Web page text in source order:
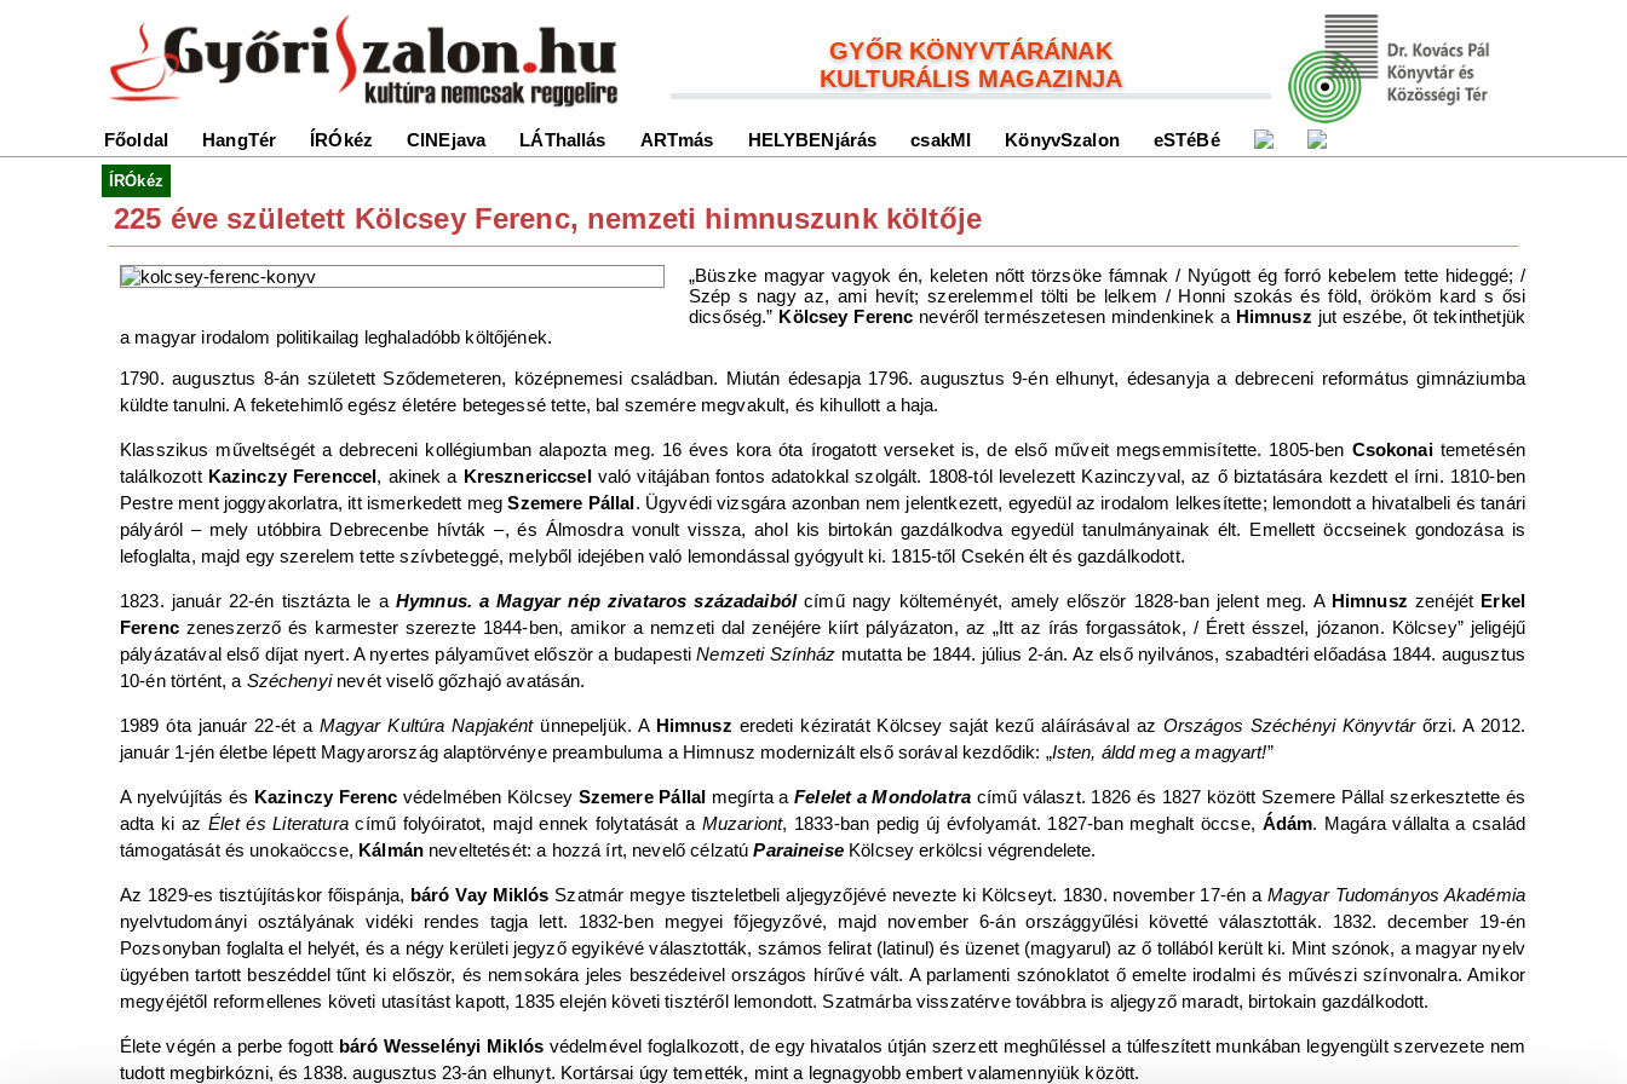
GYŐR KÖNYVTÁRÁNAK
KULTURÁLIS MAGAZINJA
Főoldal HangTér ÍRÓkéz CINEjava LÁThallás ARTmás HELYBENjárás csakMI KönyvSzalon eSTéBé
ÍRÓkéz
225 éve született Kölcsey Ferenc, nemzeti himnuszunk költője
„Büszke magyar vagyok én, keleten nőtt törzsöke fámnak / Nyúgott ég forró kebelem tette hideggé; /
Szép s nagy az, ami hevít; szerelemmel tölti be lelkem / Honni szokás és föld, örököm kard s ősi
dicsőség.” Kölcsey Ferenc nevéről természetesen mindenkinek a Himnusz jut eszébe, őt tekinthetjük
a magyar irodalom politikailag leghaladóbb költőjének.
1790. augusztus 8-án született Sződemeteren, középnemesi családban. Miután édesapja 1796. augusztus 9-én elhunyt, édesanyja a debreceni református gimnáziumba
küldte tanulni. A feketehimlő egész életére betegessé tette, bal szemére megvakult, és kihullott a haja.
Klasszikus műveltségét a debreceni kollégiumban alapozta meg. 16 éves kora óta írogatott verseket is, de első műveit megsemmisítette. 1805-ben Csokonaitemetésén
találkozott Kazinczy Ferenccel, akinek a Kresznericcselvaló vitájában fontos adatokkal szolgált. 1808-tól levelezett Kazinczyval, az ő biztatására kezdett el írni. 1810-ben
Pestre ment joggyakorlatra, itt ismerkedett megSzemere Pállal. Ügyvédi vizsgára azonban nem jelentkezett, egyedül az irodalom lelkesítette; lemondott a hivatalbeli és tanári
pályáról – mely utóbbira Debrecenbe hívták –, és Álmosdra vonult vissza, ahol kis birtokán gazdálkodva egyedül tanulmányainak élt. Emellett öccseinek gondozása is
lefoglalta, majd egy szerelem tette szívbeteggé, melyből idejében való lemondással gyógyult ki. 1815-től Csekén élt és gazdálkodott.
1823. január 22-én tisztázta le a Hymnus. a Magyar nép zivataros századaibólcímű nagy költeményét, amely először 1828-ban jelent meg. A Himnusz zenéjét Erkel
Ferenczeneszerző és karmester szerezte 1844-ben, amikor a nemzeti dal zenéjére kiírt pályázaton, az „Itt az írás forgassátok, / Érett ésszel, józanon. Kölcsey” jeligéjű
pályázatával első díjat nyert. A nyertes pályaművet először a budapestiNemzeti Színház mutatta be 1844. július 2-án. Az első nyilvános, szabadtéri előadása 1844. augusztus
10-én történt, a Széchenyinevét viselő gőzhajó avatásán.
1989 óta január 22-ét a Magyar Kultúra Napjakéntünnepeljük. A Himnusz eredeti kéziratát Kölcsey saját kezű aláírásával az Országos Széchényi Könyvtárőrzi. A 2012.
január 1-jén életbe lépett Magyarország alaptörvénye preambuluma a Himnusz modernizált első sorával kezdődik: „Isten, áldd meg a magyart!”
A nyelvújítás és Kazinczy Ferenc védelmében Kölcsey Szemere Pállal megírta aFelelet a Mondolatra című választ. 1826 és 1827 között Szemere Pállal szerkesztette és
adta ki azÉlet és Literaturacímű folyóiratot, majd ennek folytatását a Muzariont, 1833-ban pedig új évfolyamát. 1827-ban meghalt öccse, Ádám. Magára vállalta a család
támogatását és unokaöccse, Kálmánneveltetését: a hozzá írt, nevelő célzatúParaineiseKölcsey erkölcsi végrendelete.
Az 1829-es tisztújításkor főispánja, báró Vay Miklós Szatmár megye tiszteletbeli aljegyzőjévé nevezte ki Kölcseyt. 1830. november 17-én a Magyar Tudományos Akadémia
nyelvtudományi osztályának vidéki rendes tagja lett. 1832-ben megyei főjegyzővé, majd november 6-án országgyűlési követté választották. 1832. december 19-én
Pozsonyban foglalta el helyét, és a négy kerületi jegyző egyikévé választották, számos felirat (latinul) és üzenet (magyarul) az ő tollából került ki. Mint szónok, a magyar nyelv
ügyében tartott beszéddel tűnt ki először, és nemsokára jeles beszédeivel országos hírűvé vált. A parlamenti szónoklatot ő emelte irodalmi és művészi színvonalra. Amikor
megyéjétől reformellenes követi utasítást kapott, 1835 elején követi tisztéről lemondott. Szatmárba visszatérve továbbra is aljegyző maradt, birtokain gazdálkodott.
Élete végén a perbe fogott báró Wesselényi Miklósvédelmével foglalkozott, de egy hivatalos útján szerzett meghűléssel a túlfeszített munkában legyengült szervezete nem
tudott megbirkózni, és 1838. augusztus 23-án elhunyt. Kortársai úgy temették, mint a legnagyobb embert valamennyiük között.